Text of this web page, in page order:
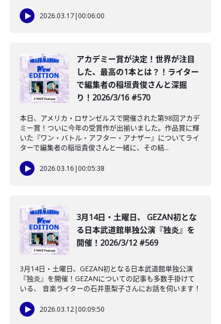
2026.03.17|00:06:00
️アカデミー賞が決定！世界が注目
した、最高の1本とは？！ライター
で編集者の稲垣貴俊さんと深掘
り！2026/3/16 #570
本日、アメリカ・ロサンゼルスで開催された第98回アカデ
ミー賞！ついに今年の受賞作が出揃いました。作品賞に輝
いた『ワン・バトル・アフター・アナザー』についてライ
ターで編集者の稲垣貴俊さんと一緒に、その結...
2026.03.16 |00:05:38
3月14日・土曜日、 GEZAN初とな
る日本武道館単独公演『独炎』を
開催！2026/3/12 #569
3月14日・土曜日、GEZAN初となる日本武道館単独公演
『独炎』を開催！GEZANについての記事も多数手掛けて
いる、 音楽ライターの石井恵梨子さんにお話を伺います！
2026.03.12|00:09:50